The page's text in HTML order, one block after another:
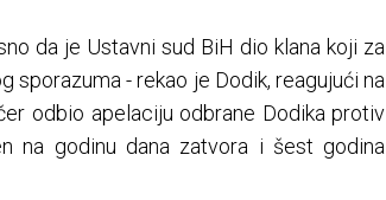
da je Ustavni sud BiH dio klana koji za
sporazuma - rekao je Dodik, reagujući na
odbio apelaciju odbrane Dodika protiv
na godinu dana zatvora i šest godina